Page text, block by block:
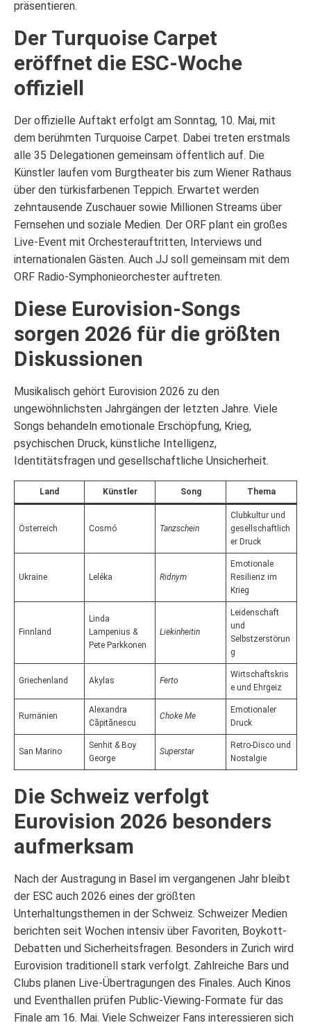
präsentieren.
Der Turquoise Carpet
eröffnet die ESC-Woche
offiziell
Der offizielle Auftakt erfolgt am Sonntag, 10. Mai, mit
dem berühmten Turquoise Carpet. Dabei treten erstmals
alle 35 Delegationen gemeinsam öffentlich auf. Die
Künstler laufen vom Burgtheater bis zum Wiener Rathaus
über den türkisfarbenen Teppich. Erwartet werden
zehntausende Zuschauer sowie Millionen Streams über
Fernsehen und soziale Medien. Der ORF plant ein großes
Live-Event mit Orchesterauftritten, Interviews und
internationalen Gästen. Auch JJ soll gemeinsam mit dem
ORF Radio-Symphonieorchester auftreten.
Diese Eurovision-Songs
sorgen 2026 für die größten
Diskussionen
Musikalisch gehört Eurovision 2026 zu den
ungewöhnlichsten Jahrgängen der letzten Jahre. Viele
Songs behandeln emotionale Erschöpfung, Krieg,
psychischen Druck, künstliche Intelligenz,
Identitätsfragen und gesellschaftliche Unsicherheit.
Land Künstler Song Thema
Österreich Cosmó Tanzschein
Clubkultur und
gesellschaftlich
er Druck
Ukraine Leléka Ridnym
Emotionale
Resilienz im
Krieg
Finnland
Linda
Lampenius &
Pete Parkkonen
Liekinheitin
Leidenschaft
und
Selbstzerstörun
g
Griechenland Akylas Ferto
Wirtschaftskris
e und Ehrgeiz
Rumänien
Alexandra
Căpitănescu
Choke Me
Emotionaler
Druck
San Marino
Senhit & Boy
George
Superstar
Retro-Disco und
Nostalgie
Die Schweiz verfolgt
Eurovision 2026 besonders
aufmerksam
Nach der Austragung in Basel im vergangenen Jahr bleibt
der ESC auch 2026 eines der größten
Unterhaltungsthemen in der Schweiz. Schweizer Medien
berichten seit Wochen intensiv über Favoriten, Boykott-
Debatten und Sicherheitsfragen. Besonders in Zurich wird
Eurovision traditionell stark verfolgt. Zahlreiche Bars und
Clubs planen Live-Übertragungen des Finales. Auch Kinos
und Eventhallen prüfen Public-Viewing-Formate für das
Finale am 16. Mai. Viele Schweizer Fans interessieren sich